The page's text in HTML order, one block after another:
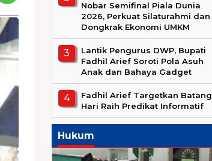
Nobar Semifinal Piala Dunia
2026, Perkuat Silaturahmi dan
Dongkrak Ekonomi UMKM
Lantik Pengurus DWP, Bupati
Fadhil Arief Soroti Pola Asuh
Anak dan Bahaya Gadget
Fadhil Arief Targetkan Batang
Hari Raih Predikat Informatif
Hukum